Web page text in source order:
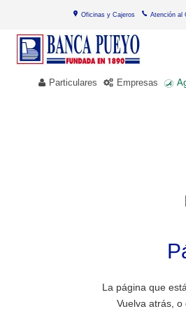
Oficinas y Cajeros Atención al
Particulares Empresas
La página que
Vuelva atrás,